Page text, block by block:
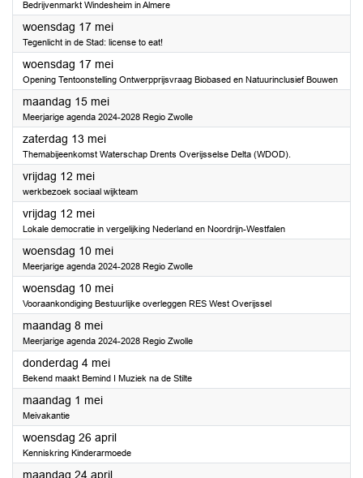
Bedrijvenmarkt Windesheim in Almere
woensdag 17 mei2023
Tegenlicht in de Stad: license to eat!
woensdag 17 mei2023
Opening Tentoonstelling Ontwerpprijsvraag Biobased en Natuurinclusief Bouwen
maandag 15 mei2023
Meerjarige agenda 2024-2028 Regio Zwolle
zaterdag 13 mei2023
Themabijeenkomst Waterschap Drents Overijsselse Delta (WDOD).
vrijdag 12 mei2023
werkbezoek sociaal wijkteam
vrijdag 12 mei2023
Lokale democratie in vergelijking Nederland en Noordrijn-Westfalen
woensdag 10 mei2023
Meerjarige agenda 2024-2028 Regio Zwolle
woensdag 10 mei2023
Vooraankondiging Bestuurlijke overleggen RES West Overijssel
maandag 8 mei2023
Meerjarige agenda 2024-2028 Regio Zwolle
donderdag 4 mei2023
Bekend maakt Bemind I Muziek na de Stilte
maandag 1 mei2023
Meivakantie
woensdag 26 april2023
Kenniskring Kinderarmoede
maandag 24 april2023